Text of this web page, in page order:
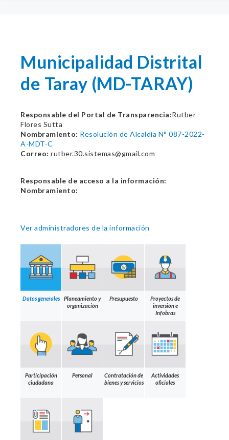
Municipalidad Distrital
de Taray (MD-TARAY)
Responsable del Portal de Transparencia:Rutber
Flores Sutta
Nombramiento: Resolución de Alcaldía N° 087-2022-
A-MDT-C
Correo: rutber.30.sistemas@gmail.com
Responsable de acceso a la información:
Nombramiento:
Ver administradores de la información
Datos generales
Planeamiento y
organización
Presupuesto
Proyectos de
inversión e
Infobras
Participación
ciudadana
Personal
Contratación de
bienes y servicios
Actividades
oficiales